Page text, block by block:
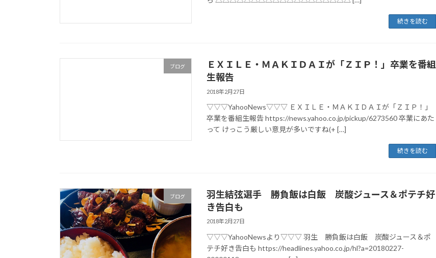
続きを読む
ブログ
ＥＸＩＬＥ・ＭＡＫＩＤＡＩが「ＺＩＰ！」卒業を番組
生報告
2018年2月27日
▽▽▽YahooNews▽▽▽ ＥＸＩＬＥ・ＭＡＫＩＤＡＩが「ＺＩＰ！」
卒業を番組生報告 https://news.yahoo.co.jp/pickup/6273560 卒業にあた
って けっこう厳しい意見が多いですね(+ […]
続きを読む
ブログ
羽生結弦選手 勝負飯は白飯 炭酸ジュース＆ポテチ好
き告白も
2018年2月27日
▽▽▽YahooNewsより▽▽▽ 羽生 勝負飯は白飯 炭酸ジュース＆ポ
テチ好き告白も https://headlines.yahoo.co.jp/hl?a=20180227-